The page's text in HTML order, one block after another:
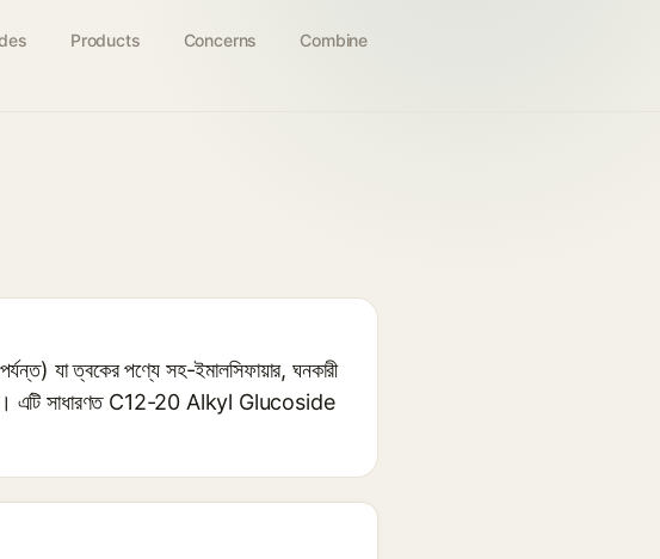
Products Concerns Combine
যা ত্বকের পণ্যে সহ-ইমালসিফায়ার, ঘনকারী
এটি সাধারণত C12-20 Alkyl Glucoside